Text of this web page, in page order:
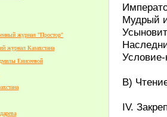
журнал "Простор"
журнал Казахстана
Енисеевой
Мудрый
Условие-
В)
IV.